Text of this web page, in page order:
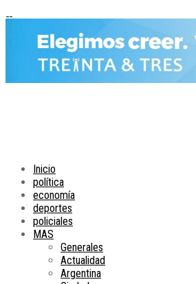
Inicio
política
economía
deportes
policiales
MAS
Generales
Actualidad
Argentina